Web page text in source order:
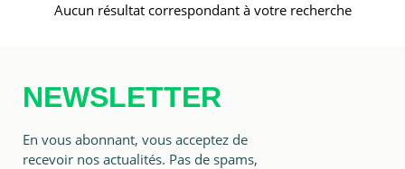
Aucun résultat correspondant à votre recherche
NEWSLETTER
En vous abonnant, vous acceptez de
recevoir nos actualités. Pas de spams,